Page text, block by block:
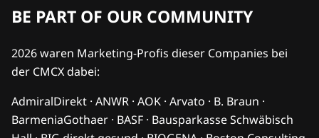
BE PART OF OUR COMMUNITY
2026 waren Marketing-Profis dieser Companies bei
der CMCX dabei:
AdmiralDirekt · ANWR · AOK · Arvato · B. Braun ·
BarmeniaGothaer · BASF · Bausparkasse Schwäbisch